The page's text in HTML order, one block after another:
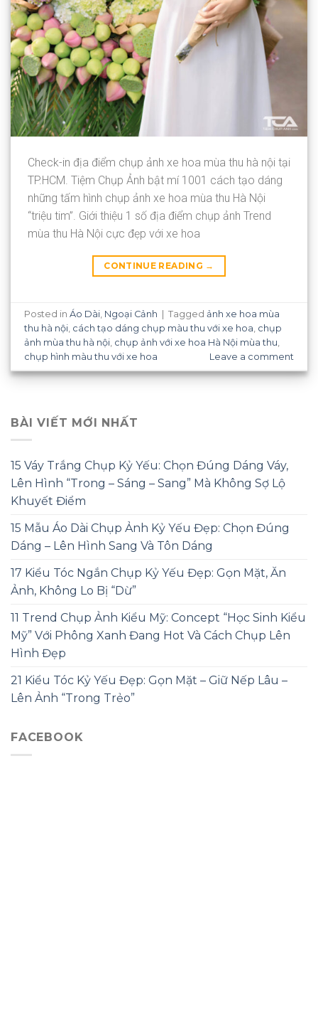
Check-in địa điểm chụp ảnh xe hoa mùa thu hà nội tại
TP.HCM. Tiệm Chụp Ảnh bật mí 1001 cách tạo dáng
những tấm hình chụp ảnh xe hoa mùa thu Hà Nội
“triệu tim”. Giới thiệu 1 số địa điểm chụp ảnh Trend
mùa thu Hà Nội cực đẹp với xe hoa
CONTINUE READING →
Posted inÁo Dài Ngoại Cảnh Taggedảnh xe hoa mùa
thu hà nội cách tạo dáng chụp màu thu với xe hoa chụp
ảnh mùa thu hà nội chụp ảnh với xe hoa Hà Nội mùa thu
chụp hình màu thu với xe hoa
Leave a comment
BÀI VIẾT MỚI NHẤT
15 Váy Trắng Chụp Kỷ Yếu: Chọn Đúng Dáng Váy,
Lên Hình “Trong – Sáng – Sang” Mà Không Sợ Lộ
Khuyết Điểm
15 Mẫu Áo Dài Chụp Ảnh Kỷ Yếu Đẹp: Chọn Đúng
Dáng – Lên Hình Sang Và Tôn Dáng
17 Kiểu Tóc Ngắn Chụp Kỷ Yếu Đẹp: Gọn Mặt, Ăn
Ảnh, Không Lo Bị “Dừ”
11 Trend Chụp Ảnh Kiểu Mỹ: Concept “Học Sinh Kiểu
Mỹ” Với Phông Xanh Đang Hot Và Cách Chụp Lên
Hình Đẹp
21 Kiểu Tóc Kỷ Yếu Đẹp: Gọn Mặt – Giữ Nếp Lâu –
Lên Ảnh “Trong Trẻo”
FACEBOOK